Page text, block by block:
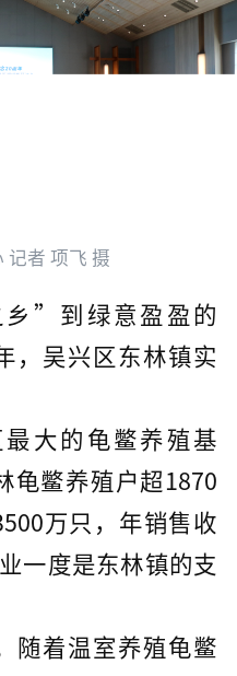
记者 项飞 摄
”到绿意盈盈的
，吴兴区东林镇实
大的龟鳖养殖基
龟鳖养殖户超1870
万只，年销售收
一度是东林镇的支
随着温室养殖龟鳖